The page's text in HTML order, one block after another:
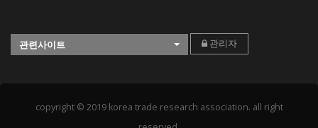
관련사이트 관리자
copyright © 2019 korea trade research association. all right